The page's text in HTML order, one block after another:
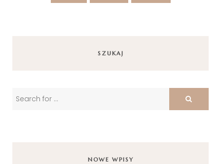
SZUKAJ
NOWE WPISY